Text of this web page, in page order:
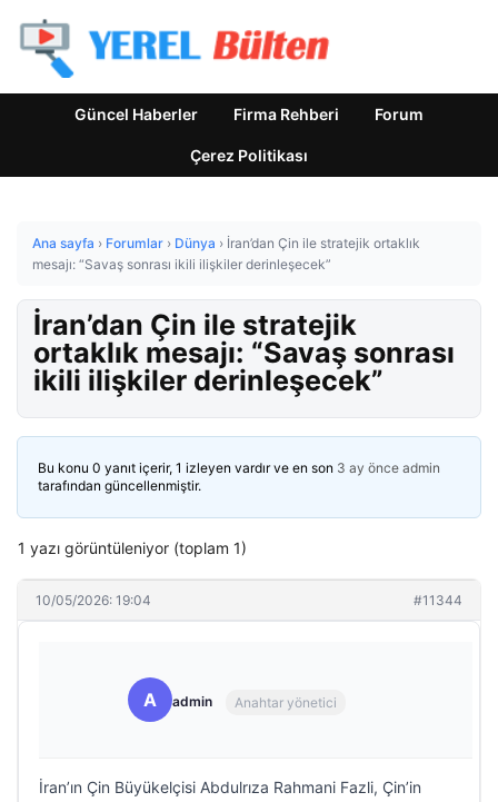
Güncel Haberler Firma Rehberi Forum
Çerez Politikası
Ana sayfa › Forumlar › Dünya › İran’dan Çin ile stratejik ortaklık
mesajı: “Savaş sonrası ikili ilişkiler derinleşecek”
İran’dan Çin ile stratejik
ortaklık mesajı: “Savaş sonrası
ikili ilişkiler derinleşecek”
Bu konu 0 yanıt içerir, 1 izleyen vardır ve en son 3 ay önce admin
tarafından güncellenmiştir.
1 yazı görüntüleniyor (toplam 1)
10/05/2026: 19:04 #11344
A admin Anahtar yönetici
İran’ın Çin Büyükelçisi Abdulrıza Rahmani Fazli, Çin’in